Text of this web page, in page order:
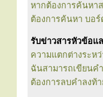
หากต้องการค้นหา
ต้องการค้นหา บอ
รับข่าวสารหัวข้อแ
ความแตกต่างระหว่
ฉันสามารถเขียนค
ต้องการลบคำลงท้